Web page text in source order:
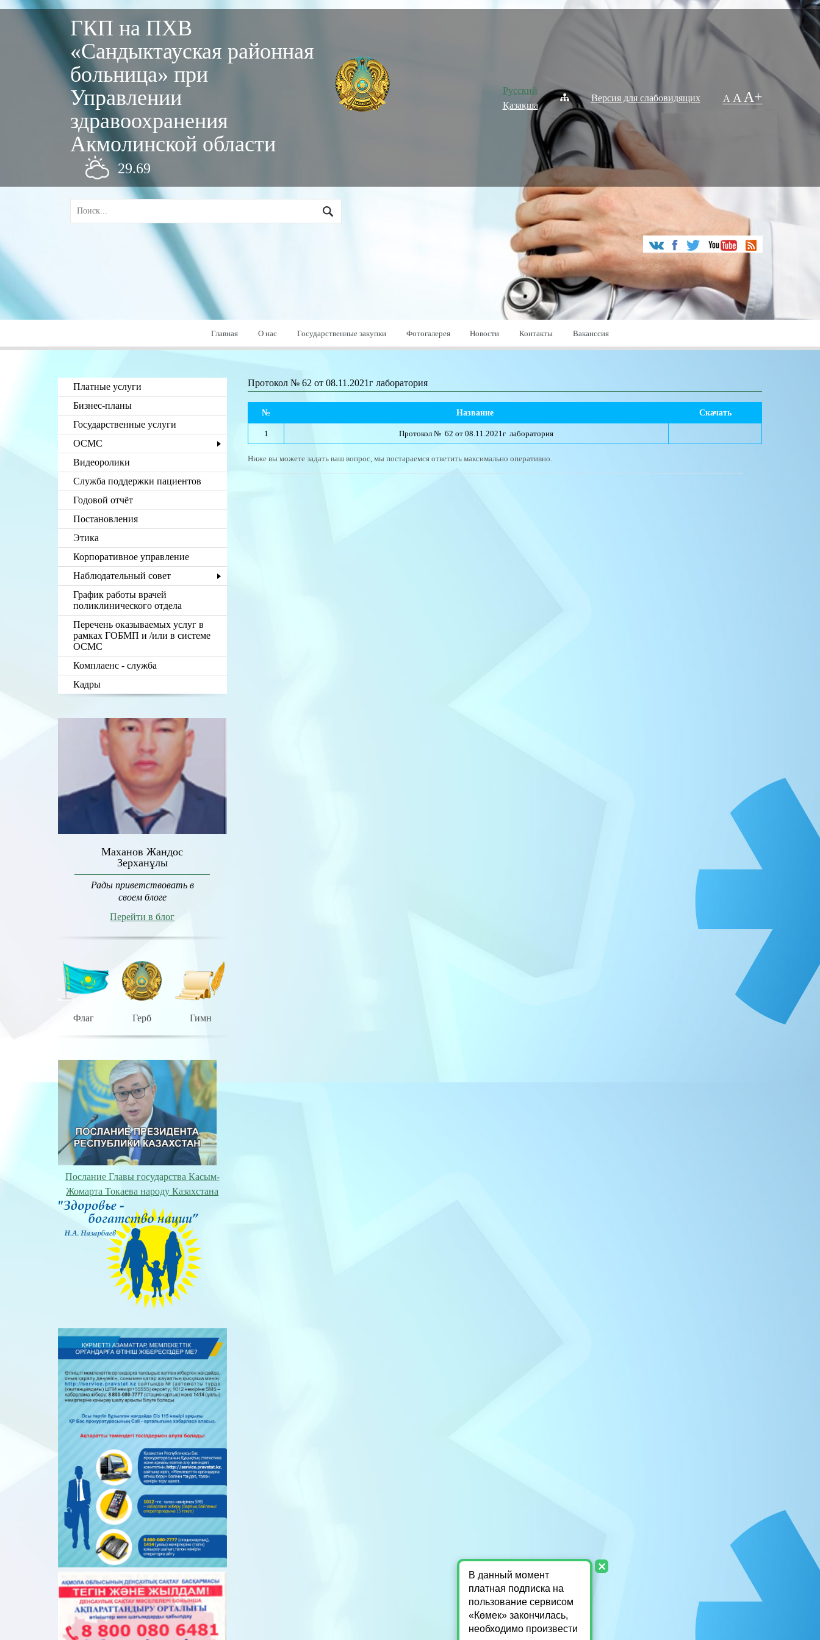
ГКП на ПХВ
«Сандыктауская районная
больница» при
Управлении
здравоохранения
Акмолинской области
29.69
Русский
Қазақша
Версия для слабовидящих A A A+
Главная О нас Государственные закупки Фотогалерея Новости Контакты Ваканссия
Платные услуги
Бизнес-планы
Государственные услуги
ОСМС
Видеоролики
Служба поддержки пациентов
Годовой отчёт
Постановления
Этика
Корпоративное управление
Наблюдательный совет
График работы врачей
поликлинического отдела
Перечень оказываемых услуг в
рамках ГОБМП и /или в системе
ОСМС
Комплаенс - служба
Кадры
Маханов Жандос
Зерханұлы
Рады приветствовать в
своем блоге
Перейти в блог
Флаг Герб Гимн
Послание Главы государства Касым-
Жомарта Токаева народу Казахстана
Протокол № 62 от 08.11.2021г лаборатория
№ Название Скачать
1 Протокол №  62 от 08.11.2021г  лаборатория
Ниже вы можете задать ваш вопрос, мы постараемся ответить максимально оперативно.